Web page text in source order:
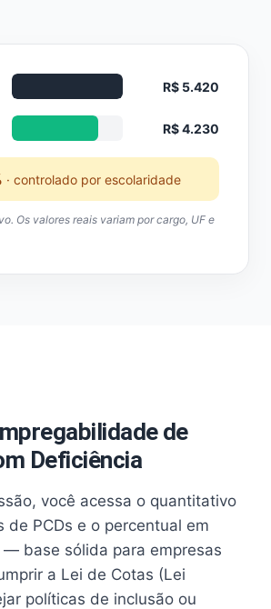
R$ 5.420
R$ 4.230
· controlado por escolaridade
Os valores reais variam por cargo, UF e
de
Deficiência
você acessa o quantitativo
de PCDs e o percentual em
base sólida para empresas
a Lei de Cotas (Lei
políticas de inclusão ou